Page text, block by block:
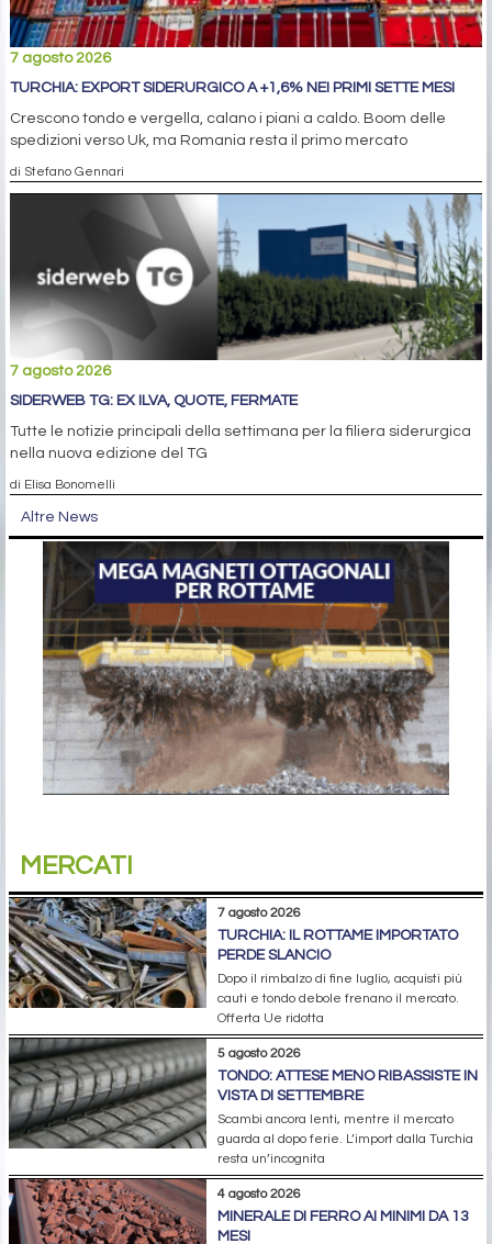
7 agosto 2026
TURCHIA: EXPORT SIDERURGICO A +1,6% NEI PRIMI SETTE MESI
Crescono tondo e vergella, calano i piani a caldo. Boom delle
spedizioni verso Uk, ma Romania resta il primo mercato
di Stefano Gennari
7 agosto 2026
SIDERWEB TG: EX ILVA, QUOTE, FERMATE
Tutte le notizie principali della settimana per la filiera siderurgica
nella nuova edizione del TG
di Elisa Bonomelli
Altre News
MERCATI
7 agosto 2026
TURCHIA: IL ROTTAME IMPORTATO
PERDE SLANCIO
Dopo il rimbalzo di fine luglio, acquisti più
cauti e tondo debole frenano il mercato.
Offerta Ue ridotta
5 agosto 2026
TONDO: ATTESE MENO RIBASSISTE IN
VISTA DI SETTEMBRE
Scambi ancora lenti, mentre il mercato
guarda al dopo ferie. L’import dalla Turchia
resta un’incognita
4 agosto 2026
MINERALE DI FERRO AI MINIMI DA 13
MESI